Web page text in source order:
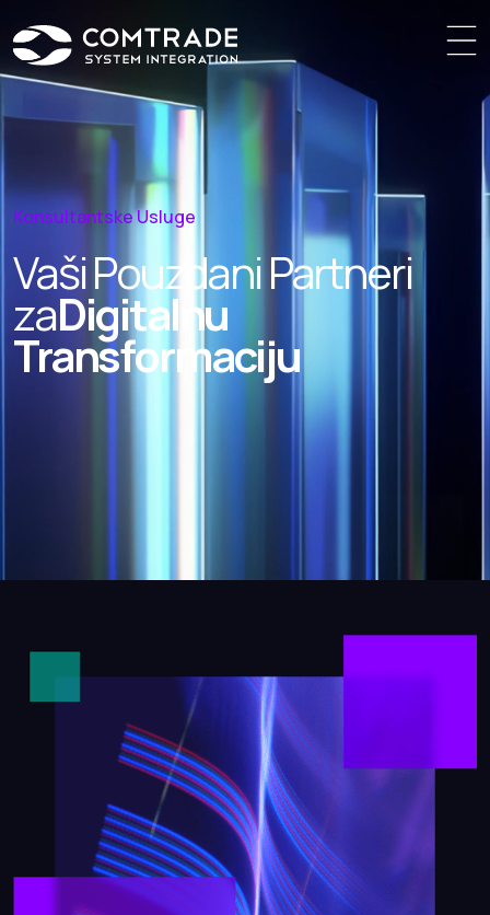
Konsultantske Usluge
Vaši Pouzdani Partneri
zaDigitalnu
Transformaciju